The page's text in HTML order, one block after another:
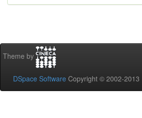
Theme by
DSpace Software Copyright © 2002-2013